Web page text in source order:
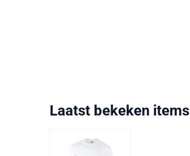
Laatst bekeken items